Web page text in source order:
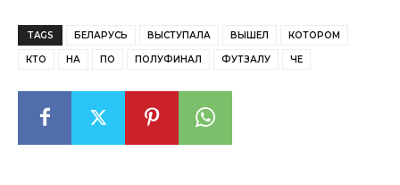
TAGS БЕЛАРУСЬ ВЫСТУПАЛА ВЫШЕЛ КОТОРОМ
КТО НА ПО ПОЛУФИНАЛ ФУТЗАЛУ ЧЕ